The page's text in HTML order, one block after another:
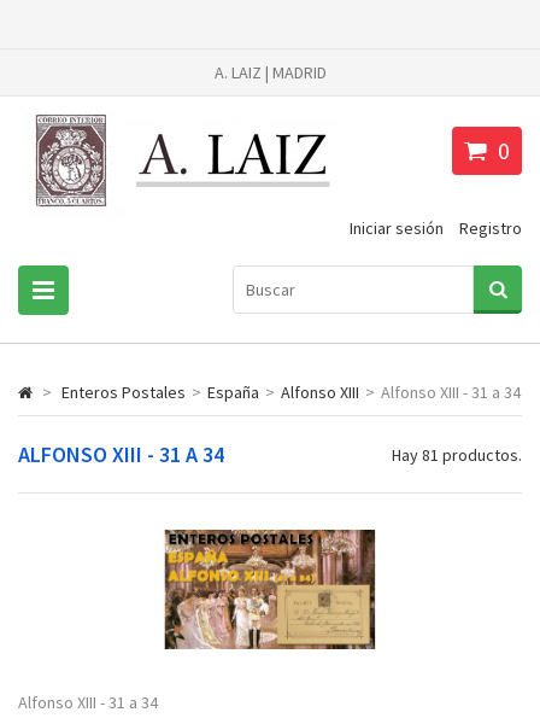
A. LAIZ | MADRID
0
Iniciar sesión Registro
> Enteros Postales > España > Alfonso XIII > Alfonso XIII - 31 a 34
ALFONSO XIII - 31 A 34 Hay 81 productos.
Alfonso XIII - 31 a 34